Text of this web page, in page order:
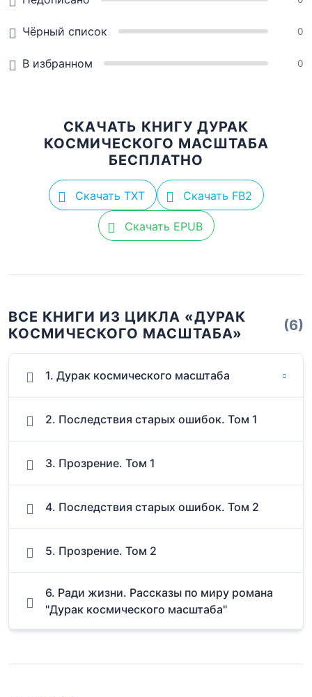
Чёрный список 0
В избранном 0
СКАЧАТЬ КНИГУ ДУРАК
КОСМИЧЕСКОГО МАСШТАБА
БЕСПЛАТНО
Скачать TXT Скачать FB2
Скачать EPUB
ВСЕ КНИГИ ИЗ ЦИКЛА «ДУРАК
КОСМИЧЕСКОГО МАСШТАБА»
(6)
1. Дурак космического масштаба
2. Последствия старых ошибок. Том 1
3. Прозрение. Том 1
4. Последствия старых ошибок. Том 2
5. Прозрение. Том 2
6. Ради жизни. Рассказы по миру романа
"Дурак космического масштаба"